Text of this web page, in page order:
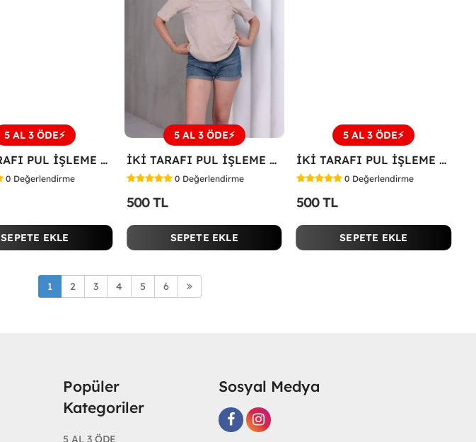
5 AL 3 ÖDE⚡
İKİ TARAFI PUL İŞLEME ÇİÇEKLİ TİŞÖRT Beyaz
0 Değerlendirme
SEPETE EKLE
5 AL 3 ÖDE⚡
İKİ TARAFI PUL İŞLEME ÇİÇEKLİ TİŞÖRT Bej
0 Değerlendirme
500 TL
SEPETE EKLE
5 AL 3 ÖDE⚡
İKİ TARAFI PUL İŞLEME ÇİÇEKLİ TİŞÖRT Siyah
0 Değerlendirme
500 TL
SEPETE EKLE
1 2 3 4 5 6
Popüler
Kategoriler
5 AL 3 ÖDE
Sosyal Medya